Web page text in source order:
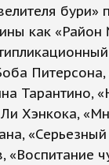
бури»
как
Тарантино,
Хэнкока,